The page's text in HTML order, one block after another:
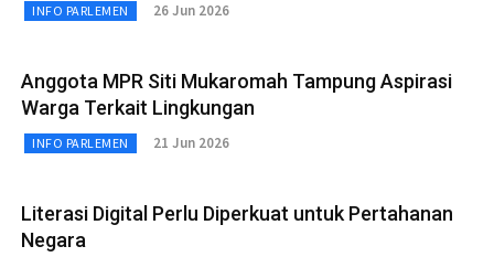
INFO PARLEMEN 26 Jun 2026
Anggota MPR Siti Mukaromah Tampung Aspirasi
Warga Terkait Lingkungan
INFO PARLEMEN 21 Jun 2026
Literasi Digital Perlu Diperkuat untuk Pertahanan
Negara